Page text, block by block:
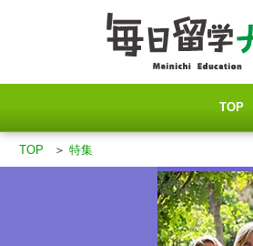
TOP
TOP ＞ 特集